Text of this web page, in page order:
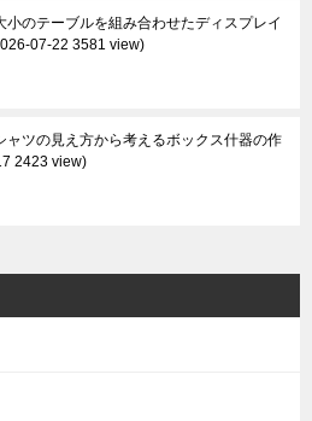
小のテーブルを組み合わせたディスプレイ
07-22 3581 view
ャツの見え方から考えるボックス什器の作
2423 view